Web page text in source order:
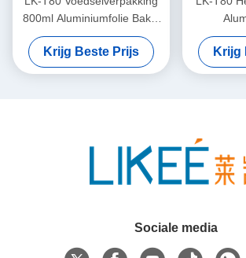
800ml Aluminiumfolie Bakje
Legering 8011 Wegwerp
Pan Maakmachine
Krijg Beste Prijs
rondeKrijg
Sociale media